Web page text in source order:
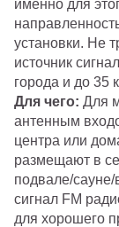
именно для
установки. Не
источник
города и до 35
Для чего: Для
антенным
центра или
размещают в
подвале/сауне/
сигнал FM
для хорошего